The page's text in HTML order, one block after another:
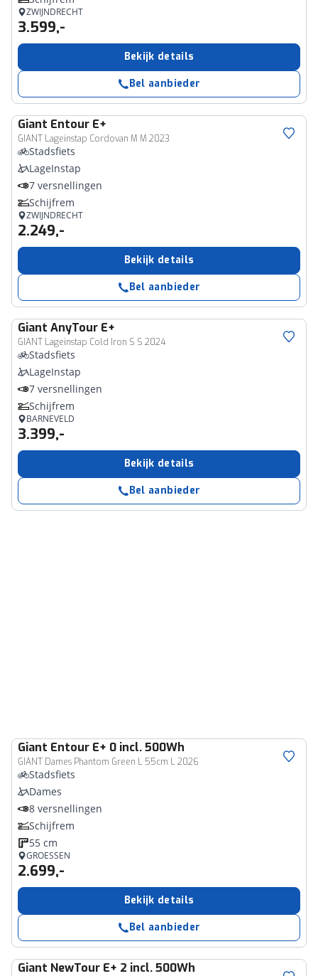
ZWIJNDRECHT
3.599,-
Bekijk details
Bel aanbieder
Giant Entour E+
GIANT Lageinstap Cordovan M M 2023
Stadsfiets
LageInstap
7 versnellingen
Schijfrem
ZWIJNDRECHT
2.249,-
Bekijk details
Bel aanbieder
Giant AnyTour E+
GIANT Lageinstap Cold Iron S S 2024
Stadsfiets
LageInstap
7 versnellingen
Schijfrem
BARNEVELD
3.399,-
Bekijk details
Bel aanbieder
Giant Entour E+ 0 incl. 500Wh
GIANT Dames Phantom Green L 55cm L 2026
Stadsfiets
Dames
8 versnellingen
Schijfrem
55 cm
GROESSEN
2.699,-
Bekijk details
Bel aanbieder
Giant NewTour E+ 2 incl. 500Wh